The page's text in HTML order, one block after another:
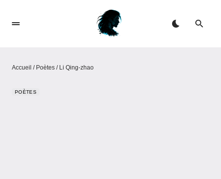
Accueil / Poètes / Li Qing-zhao
POÈTES